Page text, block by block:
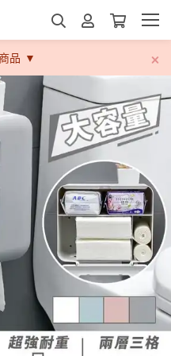
品 ▼